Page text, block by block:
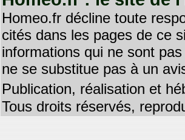
Homeo.fr décline toute
cités dans les pages de ce
informations qui ne sont
ne se substitue pas à un
Publication, réalisation et
Tous droits réservés,